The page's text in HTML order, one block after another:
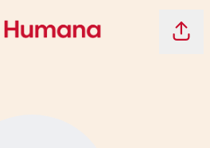
Dela